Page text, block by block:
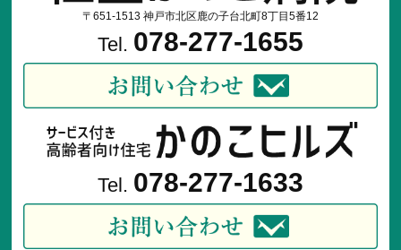
個人情報に関するお問い合わせは、各部署責任者または以下の窓口を
・個人情報保護相談窓口
病棟部門担当 中島 千桃生（看護部長）
・個人情報保護相談窓口
外来部門担当 大岡 美和子（外来係主任）
〒651-1513 神戸市北区鹿の子台北町8丁目5番12
Tel. 078-277-1655
Tel. 078-277-1633